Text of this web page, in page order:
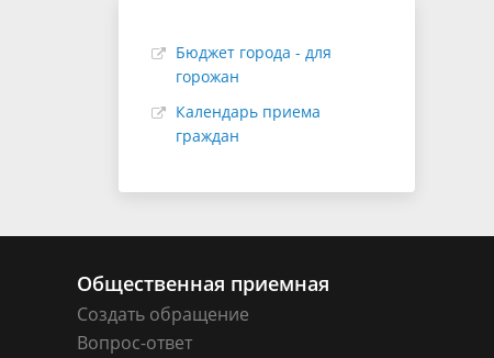
Бюджет города - для
горожан
Календарь приема
граждан
Общественная приемная
Создать обращение
Вопрос-ответ